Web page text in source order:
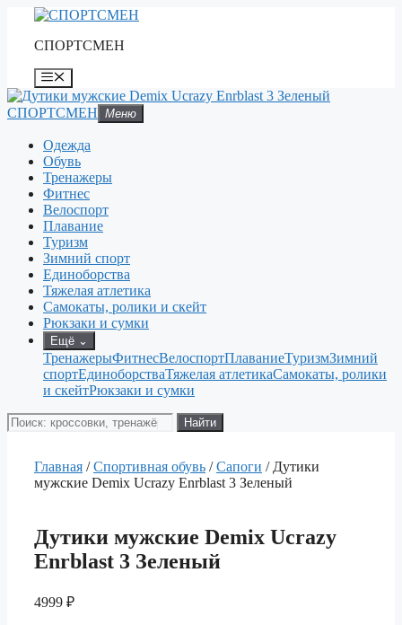
Перейти
содержимому
СПОРТСМЕН
Меню
СПОРТСМЕН Меню
Одежда
Обувь
Тренажеры
Фитнес
Велоспорт
Плавание
Туризм
Зимний спорт
Единоборства
Тяжелая атлетика
Самокаты, ролики и скейт
Рюкзаки и сумки
Ещё ⌄
ТренажерыФитнесВелоспортПлаваниеТуризмЗимний
спортЕдиноборстваТяжелая атлетикаСамокаты, ролики
и скейтРюкзаки и сумки
Поиск
товаров
Найти
Главная /Спортивная обувь /Сапоги / Дутики
мужские Demix Ucrazy Enrblast 3 Зеленый
Дутики мужские Demix Ucrazy
Enrblast 3 Зеленый
4999 ₽